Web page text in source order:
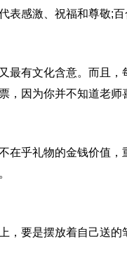
表感激、祝福和尊敬;
最有文化含意。而且
，因为你并不知道老
在乎礼物的金钱价值
，要是摆放着自己送的